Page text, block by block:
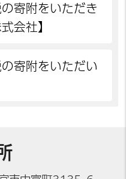
寄附をいただき
会社】
寄附をいただい